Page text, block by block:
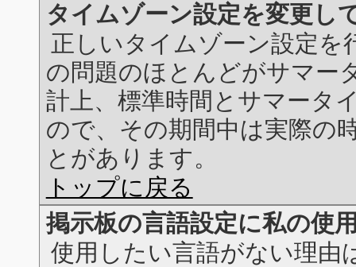
タイムゾーン設定を変更し
正しいタイムゾーン設定を
の問題のほとんどがサマー
計上、標準時間とサマータ
ので、その期間中は実際の
とがあります。
トップに戻る
掲示板の言語設定に私の使
使用したい言語がない理由